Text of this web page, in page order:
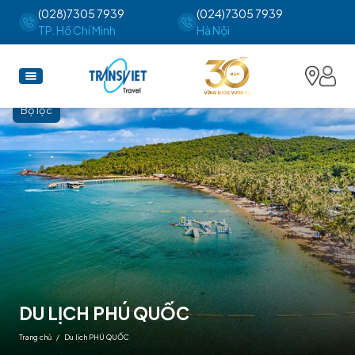
(028)7305 7939
TP. Hồ Chí Minh
(024)7305 7939
Hà Nội
DU LỊCH PHÚ QUỐC
Trang chủ / Du lịch PHÚ QUỐC
Bộ lọc